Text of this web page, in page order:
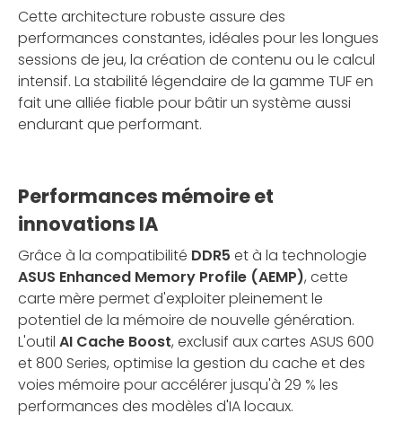
Cette architecture robuste assure des
performances constantes, idéales pour les longues
sessions de jeu, la création de contenu ou le calcul
intensif. La stabilité légendaire de la gamme TUF en
fait une alliée fiable pour bâtir un système aussi
endurant que performant.
Performances mémoire et
innovations IA
Grâce à la compatibilité DDR5 et à la technologie
ASUS Enhanced Memory Profile (AEMP), cette
carte mère permet d'exploiter pleinement le
potentiel de la mémoire de nouvelle génération.
L'outil AI Cache Boost, exclusif aux cartes ASUS 600
et 800 Series, optimise la gestion du cache et des
voies mémoire pour accélérer jusqu'à 29 % les
performances des modèles d'IA locaux.